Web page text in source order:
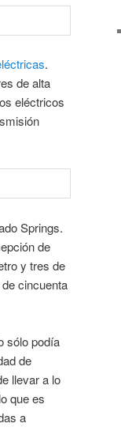
.
de alta
eléctricos
Springs.
de
y tres de
cincuenta
sólo podía
de
llevar a lo
que es
a